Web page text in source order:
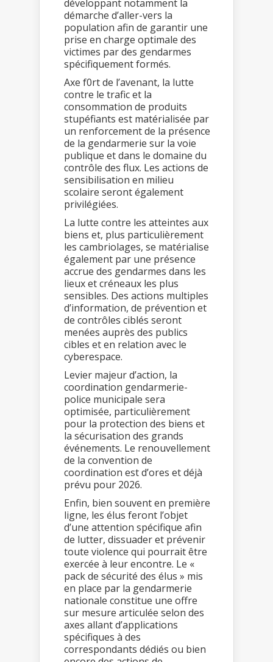
développant notamment la
démarche d’aller-vers la
population afin de garantir une
prise en charge optimale des
victimes par des gendarmes
spécifiquement formés.
Axe f0rt de l’avenant, la lutte
contre le trafic et la
consommation de produits
stupéfiants est matérialisée par
un renforcement de la présence
de la gendarmerie sur la voie
publique et dans le domaine du
contrôle des flux. Les actions de
sensibilisation en milieu
scolaire seront également
privilégiées.
La lutte contre les atteintes aux
biens et, plus particulièrement
les cambriolages, se matérialise
également par une présence
accrue des gendarmes dans les
lieux et créneaux les plus
sensibles. Des actions multiples
d’information, de prévention et
de contrôles ciblés seront
menées auprès des publics
cibles et en relation avec le
cyberespace.
Levier majeur d’action, la
coordination gendarmerie-
police municipale sera
optimisée, particulièrement
pour la protection des biens et
la sécurisation des grands
événements. Le renouvellement
de la convention de
coordination est d’ores et déjà
prévu pour 2026.
Enfin, bien souvent en première
ligne, les élus feront l’objet
d’une attention spécifique afin
de lutter, dissuader et prévenir
toute violence qui pourrait être
exercée à leur encontre. Le «
pack de sécurité des élus » mis
en place par la gendarmerie
nationale constitue une offre
sur mesure articulée selon des
axes allant d’applications
spécifiques à des
correspondants dédiés ou bien